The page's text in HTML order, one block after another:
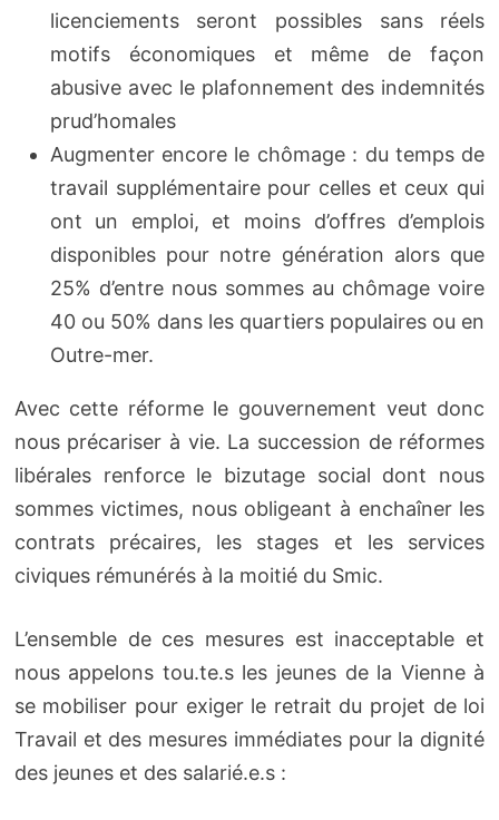
licenciements seront possibles sans réels
motifs économiques et même de façon
abusive avec le plafonnement des indemnités
prud’homales
Augmenter encore le chômage : du temps de
travail supplémentaire pour celles et ceux qui
ont un emploi, et moins d’offres d’emplois
disponibles pour notre génération alors que
25% d’entre nous sommes au chômage voire
40 ou 50% dans les quartiers populaires ou en
Outre-mer.
Avec cette réforme le gouvernement veut donc
nous précariser à vie. La succession de réformes
libérales renforce le bizutage social dont nous
sommes victimes, nous obligeant à enchaîner les
contrats précaires, les stages et les services
civiques rémunérés à la moitié du Smic.
L’ensemble de ces mesures est inacceptable et
nous appelons tou.te.s les jeunes de la Vienne à
se mobiliser pour exiger le retrait du projet de loi
Travail et des mesures immédiates pour la dignité
des jeunes et des salarié.e.s :